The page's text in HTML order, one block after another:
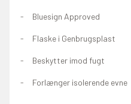
Bluesign Approved
Flaske i Genbrugsplast
Beskytter imod fugt
Forlænger isolerende evne